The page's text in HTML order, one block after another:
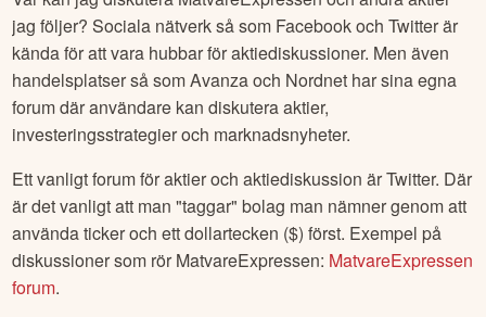
jag följer? Sociala nätverk så som Facebook och Twitter är
kända för att vara hubbar för aktiediskussioner. Men även
handelsplatser så som Avanza och Nordnet har sina egna
forum där användare kan diskutera aktier,
investeringsstrategier och marknadsnyheter.
Ett vanligt forum för aktier och aktiediskussion är Twitter. Där
är det vanligt att man "taggar" bolag man nämner genom att
använda ticker och ett dollartecken ($) först. Exempel på
diskussioner som rör MatvareExpressen: MatvareExpressen
forum.